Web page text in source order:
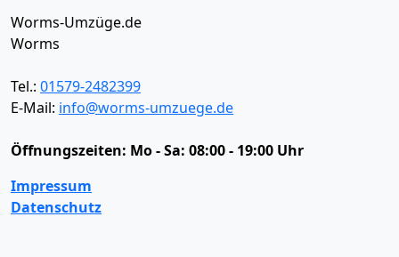
Worms-Umzüge.de
Worms
Tel.: 01579-2482399
E-Mail: info@worms-umzuege.de
Öffnungszeiten: Mo - Sa: 08:00 - 19:00 Uhr
Impressum
Datenschutz